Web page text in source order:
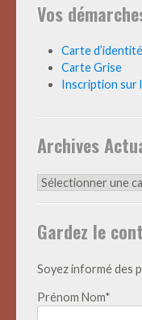
Vos
Carte d’identité
Carte Grise
Inscription sur
Archives
Archives
Gardez le
Soyez informé des
Prénom Nom*